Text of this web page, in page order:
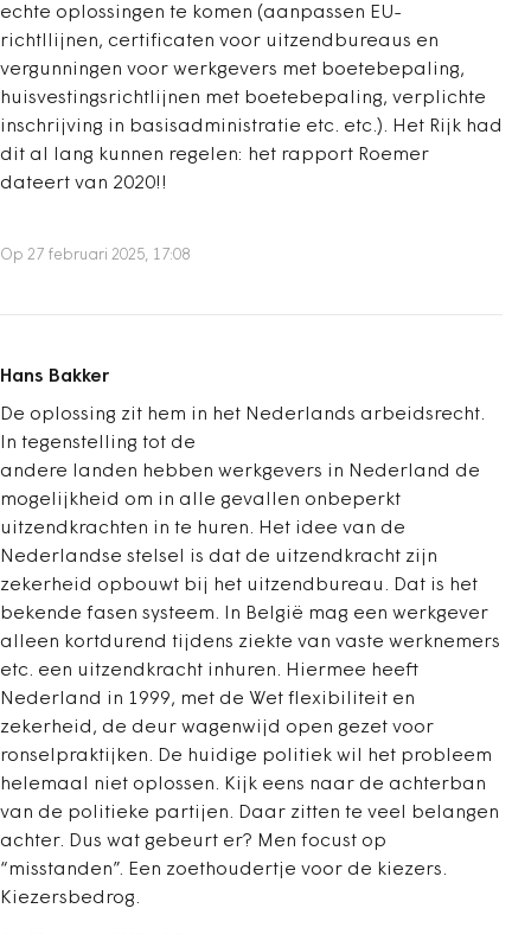
echte oplossingen te komen (aanpassen EU-
richtllijnen, certificaten voor uitzendbureaus en
vergunningen voor werkgevers met boetebepaling,
huisvestingsrichtlijnen met boetebepaling, verplichte
inschrijving in basisadministratie etc. etc.). Het Rijk had
dit al lang kunnen regelen: het rapport Roemer
dateert van 2020!!
Op 27 februari 2025, 17:08
Hans Bakker
De oplossing zit hem in het Nederlands arbeidsrecht.
In tegenstelling tot de
andere landen hebben werkgevers in Nederland de
mogelijkheid om in alle gevallen onbeperkt
uitzendkrachten in te huren. Het idee van de
Nederlandse stelsel is dat de uitzendkracht zijn
zekerheid opbouwt bij het uitzendbureau. Dat is het
bekende fasen systeem. In België mag een werkgever
alleen kortdurend tijdens ziekte van vaste werknemers
etc. een uitzendkracht inhuren. Hiermee heeft
Nederland in 1999, met de Wet flexibiliteit en
zekerheid, de deur wagenwijd open gezet voor
ronselpraktijken. De huidige politiek wil het probleem
helemaal niet oplossen. Kijk eens naar de achterban
van de politieke partijen. Daar zitten te veel belangen
achter. Dus wat gebeurt er? Men focust op
“misstanden”. Een zoethoudertje voor de kiezers.
Kiezersbedrog.